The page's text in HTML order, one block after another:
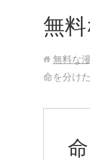
無
無料な
命を分け